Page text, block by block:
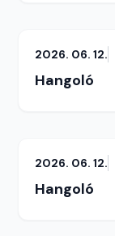
2026. 06. 12.
Hangoló
2026. 06. 12.
Hangoló